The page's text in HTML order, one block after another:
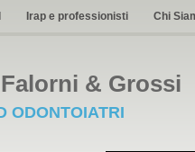
Irap e professionisti Chi
& Grossi
ODONTOIATRI